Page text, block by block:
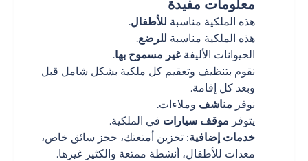
معلومات مفيدة
هذه الملكية مناسبة للأطفال.
هذه الملكية مناسبة للرضع.
الحيوانات الأليفةغير مسموح بها.
نقوم بتنظيف وتعقيم كل ملكية بشكل شامل قبل
وبعد كل إقامة.
نوفر مناشف وملاءات.
يتوفر موقف سيارات في الملكية.
خدمات إضافية: تخزين أمتعتك، حجز سائق خاص،
معدات للأطفال، أنشطة ممتعة والكثير غيرها.